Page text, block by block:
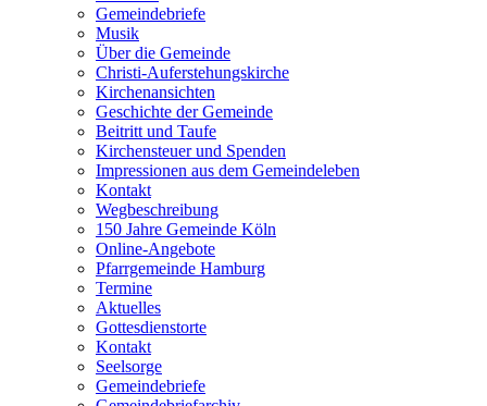
Gemeindebriefe
Musik
Über die Gemeinde
Christi-Auferstehungskirche
Kirchenansichten
Geschichte der Gemeinde
Beitritt und Taufe
Kirchensteuer und Spenden
Impressionen aus dem Gemeindeleben
Kontakt
Wegbeschreibung
150 Jahre Gemeinde Köln
Online-Angebote
Pfarrgemeinde Hamburg
Termine
Aktuelles
Gottesdienstorte
Kontakt
Seelsorge
Gemeindebriefe